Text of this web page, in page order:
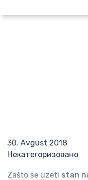
30. Avgust 2018
Некатегоризовано
Zašto se uzeti stan